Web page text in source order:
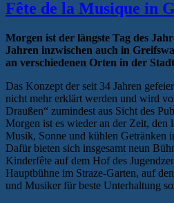
Fête de la Musique in
Morgen ist der längste Tag des
Jahren inzwischen auch in
an verschiedenen Orten in der
Das Konzept der seit 34 Jahren
nicht mehr erklärt werden und wird
Draußen“ zumindest aus Sicht des
Morgen ist es wieder an der Zeit, den
Musik, Sonne und kühlen Getränken
Dafür bieten sich insgesamt neun
Kinderfête auf dem Hof des
Hauptbühne im Straze-Garten, auf
und Musiker für beste Unterhaltung